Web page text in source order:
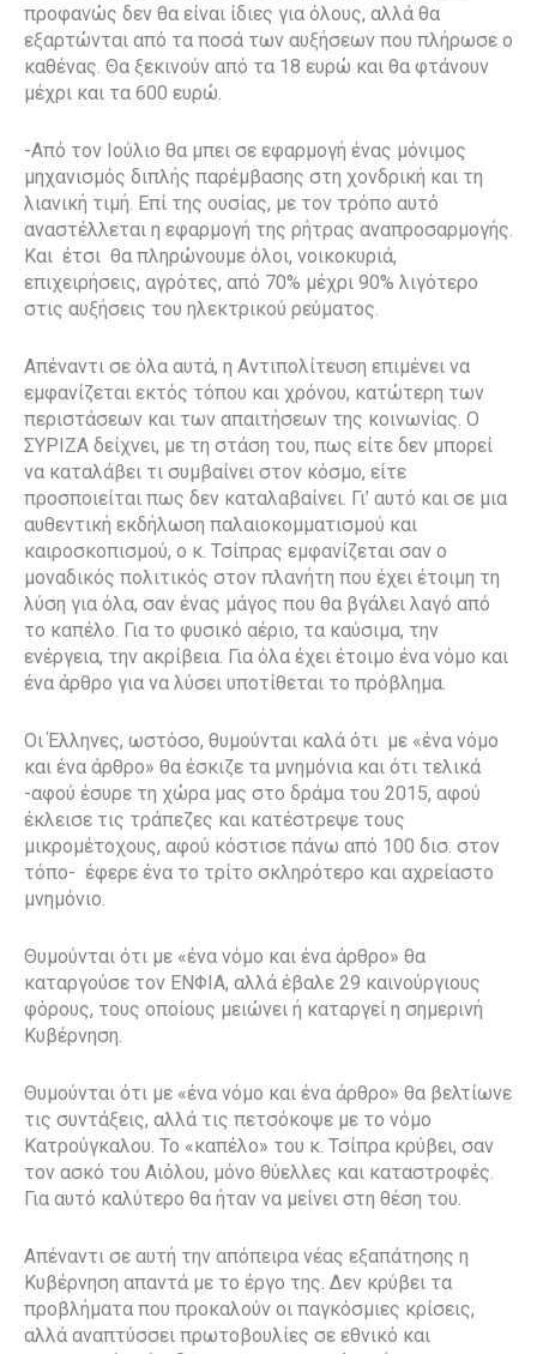
προφανώς δεν θα είναι ίδιες για όλους, αλλά θα
εξαρτώνται από τα ποσά των αυξήσεων που πλήρωσε ο
καθένας. Θα ξεκινούν από τα 18 ευρώ και θα φτάνουν
μέχρι και τα 600 ευρώ.
-Από τον Ιούλιο θα μπει σε εφαρμογή ένας μόνιμος
μηχανισμός διπλής παρέμβασης στη χονδρική και τη
λιανική τιμή. Επί της ουσίας, με τον τρόπο αυτό
αναστέλλεται η εφαρμογή της ρήτρας αναπροσαρμογής.
Και έτσι θα πληρώνουμε όλοι, νοικοκυριά,
επιχειρήσεις, αγρότες, από 70% μέχρι 90% λιγότερο
στις αυξήσεις του ηλεκτρικού ρεύματος.
Απέναντι σε όλα αυτά, η Αντιπολίτευση επιμένει να
εμφανίζεται εκτός τόπου και χρόνου, κατώτερη των
περιστάσεων και των απαιτήσεων της κοινωνίας. Ο
ΣΥΡΙΖΑ δείχνει, με τη στάση του, πως είτε δεν μπορεί
να καταλάβει τι συμβαίνει στον κόσμο, είτε
προσποιείται πως δεν καταλαβαίνει. Γι’ αυτό και σε μια
αυθεντική εκδήλωση παλαιοκομματισμού και
καιροσκοπισμού, ο κ. Τσίπρας εμφανίζεται σαν ο
μοναδικός πολιτικός στον πλανήτη που έχει έτοιμη τη
λύση για όλα, σαν ένας μάγος που θα βγάλει λαγό από
το καπέλο. Για το φυσικό αέριο, τα καύσιμα, την
ενέργεια, την ακρίβεια. Για όλα έχει έτοιμο ένα νόμο και
ένα άρθρο για να λύσει υποτίθεται το πρόβλημα.
Οι Έλληνες, ωστόσο, θυμούνται καλά ότι με «ένα νόμο
και ένα άρθρο» θα έσκιζε τα μνημόνια και ότι τελικά
-αφού έσυρε τη χώρα μας στο δράμα του 2015, αφού
έκλεισε τις τράπεζες και κατέστρεψε τους
μικρομέτοχους, αφού κόστισε πάνω από 100 δισ. στον
τόπο- έφερε ένα το τρίτο σκληρότερο και αχρείαστο
μνημόνιο.
Θυμούνται ότι με «ένα νόμο και ένα άρθρο» θα
καταργούσε τον ΕΝΦΙΑ, αλλά έβαλε 29 καινούργιους
φόρους, τους οποίους μειώνει ή καταργεί η σημερινή
Κυβέρνηση.
Θυμούνται ότι με «ένα νόμο και ένα άρθρο» θα βελτίωνε
τις συντάξεις, αλλά τις πετσόκοψε με το νόμο
Κατρούγκαλου. Το «καπέλο» του κ. Τσίπρα κρύβει, σαν
τον ασκό του Αιόλου, μόνο θύελλες και καταστροφές.
Για αυτό καλύτερο θα ήταν να μείνει στη θέση του.
Απέναντι σε αυτή την απόπειρα νέας εξαπάτησης η
Κυβέρνηση απαντά με το έργο της. Δεν κρύβει τα
προβλήματα που προκαλούν οι παγκόσμιες κρίσεις,
αλλά αναπτύσσει πρωτοβουλίες σε εθνικό και